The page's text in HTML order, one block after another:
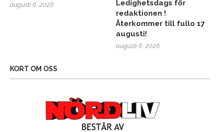
augusti 6, 2026
Ledighetsdags för
redaktionen !
Återkommer till fullo 17
augusti!
augusti 6, 2026
KORT OM OSS